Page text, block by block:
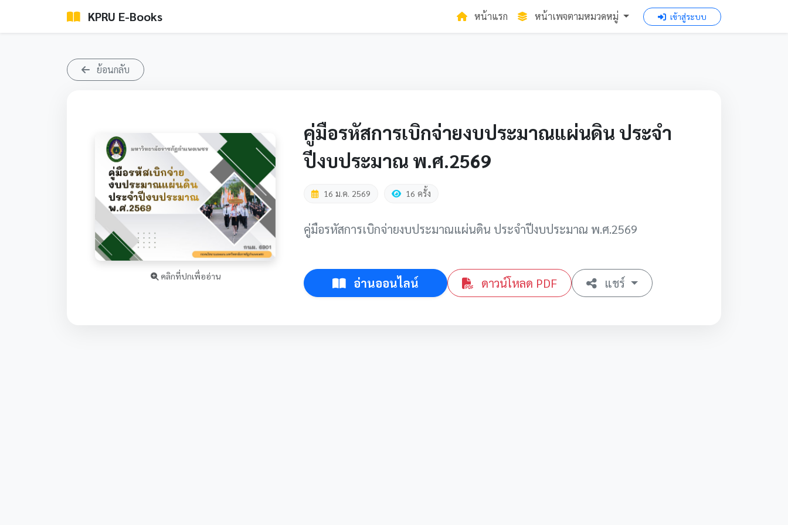
KPRU E-Books หน้าแรก หน้าเพจตามหมวดหมู่ เข้าสู่ระบบ
ย้อนกลับ
คลิกที่ปกเพื่ออ่าน
คู่มือรหัสการเบิกจ่ายงบประมาณแผ่นดิน ประจำ
ปีงบประมาณ พ.ศ.2569
16 ม.ค. 2569 16 ครั้ง
คู่มือรหัสการเบิกจ่ายงบประมาณแผ่นดิน ประจำปีงบประมาณ พ.ศ.2569
อ่านออนไลน์ ดาวน์โหลด PDF แชร์